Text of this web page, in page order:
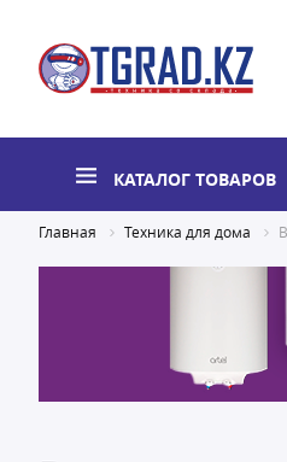
КАТАЛОГ ТОВАРОВ
Главная Техника для дома